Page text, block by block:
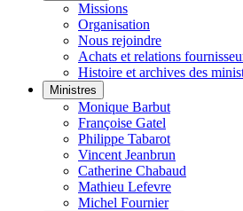
Missions
Organisation
Nous rejoindre
Achats et relations
Histoire et archives des
Ministres
Monique Barbut
Françoise Gatel
Philippe Tabarot
Vincent Jeanbrun
Catherine Chabaud
Mathieu Lefevre
Michel Fournier